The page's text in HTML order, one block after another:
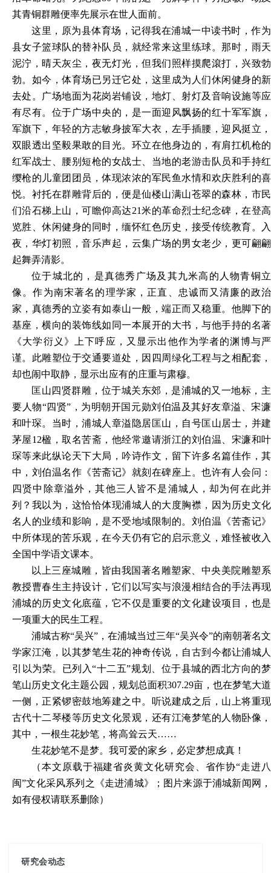
其青铜群雕便率先展示在世人面前。
这里，原为县体育场，记得我在浦城一中读书时，作为
县女子篮球队的替补队员，就经常来这里练球。那时，雨天
泥泞，晴天灰尘，夜无灯光，但我们照样摸爬滾打，兴致勃
勃。如今，体育场已另迁它处，这里成为人们休闲健身的新
去处。广场地面为花岗岩铺设，地灯、射灯及音响设施等应
有尽有。位于广场中央的，是一面迎风飘扬的红十军军旗，
军旗下，年轻的方志敏身披军大衣，左手插腰，迎风挺立，
双眼透出坚毅果敢的目光。环立在他身边的，有肩扛机枪的
红军战士、腰别短枪的女战士、当地的老游击队员和手持红
缨枪的儿童团团员，体现浓浓的军民鱼水情和欢庆胜利的喜
悦。衬托在群雕背后的，便是仙楼山满山苍翠的森林，市民
们沿石梯上山，可瞻仰高达21米的革命烈士纪念碑，在登高
览胜、休闲健身的同时，缅怀红色历史，接受传统教育。入
夜，华灯初照，音乐声起，云集广场的男女老少，更可翩翩
起舞弄清影。
位于城北的，是真德秀广场及其九米高的人物青铜立
像。作为南宋著名的理学家，正直、忠诚而又清廉的政治
家，真德秀的立姿有如泰山一般，端正而又稳重。他脚下的
基座，横向的装饰线如同一本展开的大书，与他手持的名著
《大学衍义》上下呼应，又显示出他作为学者的渊博与严
谨。此雕塑位于交通要道处，因四周绿化工程与之相配套，
却也闹中取静，显示出应有的庄重与肃穆。
匡山四贤群雕，位于城关东郊，是浦城的又一地标，主
要人物“四贤”，为明朝开国元勋刘伯温及其好友章溢、宋濂
和叶琛。当时，浦城人章溢隐居匡山，自号匡山居士，并建
茅屋12楹，取名苦斋，他经常邀请浙江的刘伯温、宋濂和叶
琛等来此纵论天下大局，吟诗作文，留下许多名篇佳作，其
中，刘伯温名作《苦斋记》就刻在碑座上。也许有人会问：
四贤中除章溢外，其他三人皆不是浦城人，却为何在此并
列？我以为，这恰恰体现浦城人的大度胸襟，因为历史文化
名人的业绩和影响，是不受地域限制的。刘伯温《苦斋记》
中所体现的苦乐观，在今天仍有它的启示意义，难怪被收入
全国中学语文课本。
以上三座城雕，皆由我国著名雕塑家、中央美院雕塑系
教授曹春生主持设计，它们以写实与浪漫相结合的手法再现
浦城的历史文化底蕴，它不仅是重要的文化建设项目，也是
一项重大的民生工程。
浦城古称“吴兴”，在浦城当过三年“吴兴令”的南朝著名文
学家江淹，以其梦笔生花的神奇传说，自古到今都让浦城人
引以为荣。已列入“十二五”规划、位于县城的西北方向的梦
笔山历史文化主题公园，规划总面积307.29亩，也在梦笔大道
一侧，正紧锣密鼓地筹建之中。听说建成之后，山上将重现
古代十二琴楼等历史文化景观，还有江淹梦笔的人物卧像，
其中，一根生花妙笔，将高耸云天……
生花妙笔不是梦。我可爱的家乡，必定梦想成真！
（本文原载于福建省炎黄文化研究会、省作协“走进八
闽”文化采风系列之
《走进浦城》；图片来源于浦城新闻网，
如有侵权请联系删除）
研究会动态